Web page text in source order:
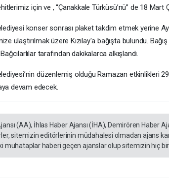
için ve , “Çanakkale Türküsü’nü” de 18
konser sonrası plaket takdim etmek yerine
ulaştırılmak üzere Kızılay'a bağışta bulundu.
tarafından dakikalarca alkışlandı.
düzenlemiş olduğu Ramazan etkinlikleri
devam edecek.
(AA), İhlas Haber Ajansı (İHA), Demirören Haber
sitemizin editörlerinin müdahalesi olmadan ajans
muhataplar haberi geçen ajanslar olup sitemizin hiç